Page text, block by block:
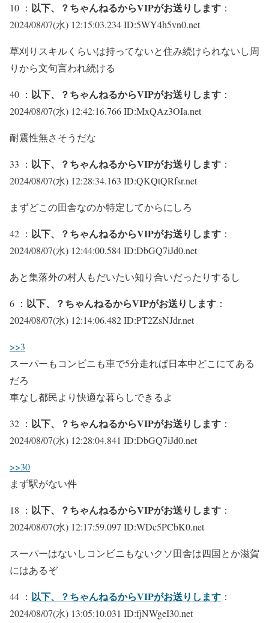
10 ： 以下、？ちゃんねるからVIPがお送りします ：
2024/08/07(水) 12:15:03.234 ID:5WY4h5vn0.net
草刈りスキルくらいは持ってないと住み続けられないし周
りから文句言われ続ける
40 ： 以下、？ちゃんねるからVIPがお送りします ：
2024/08/07(水) 12:42:16.766 ID:MxQAz3OIa.net
耐震性無さそうだな
33 ： 以下、？ちゃんねるからVIPがお送りします ：
2024/08/07(水) 12:28:34.163 ID:QKQtQRfsr.net
まずどこの田舎なのか特定してからにしろ
42 ： 以下、？ちゃんねるからVIPがお送りします ：
2024/08/07(水) 12:44:00.584 ID:DbGQ7iJd0.net
あと集落外の村人もだいたい知り合いだったりするし
6 ： 以下、？ちゃんねるからVIPがお送りします ：
2024/08/07(水) 12:14:06.482 ID:PT2ZsNJdr.net
>>3
スーパーもコンビニも車で5分走れば日本中どこにてある
だろ
車なし都民より快適な暮らしできるよ
32 ： 以下、？ちゃんねるからVIPがお送りします ：
2024/08/07(水) 12:28:04.841 ID:DbGQ7iJd0.net
>>30
まず駅がない件
18 ： 以下、？ちゃんねるからVIPがお送りします ：
2024/08/07(水) 12:17:59.097 ID:WDc5PCbK0.net
スーパーはないしコンビニもないクソ田舎は四国とか滋賀
にはあるぞ
44 ： 以下、？ちゃんねるからVIPがお送りします ：
2024/08/07(水) 13:05:10.031 ID:fjNWgeI30.net